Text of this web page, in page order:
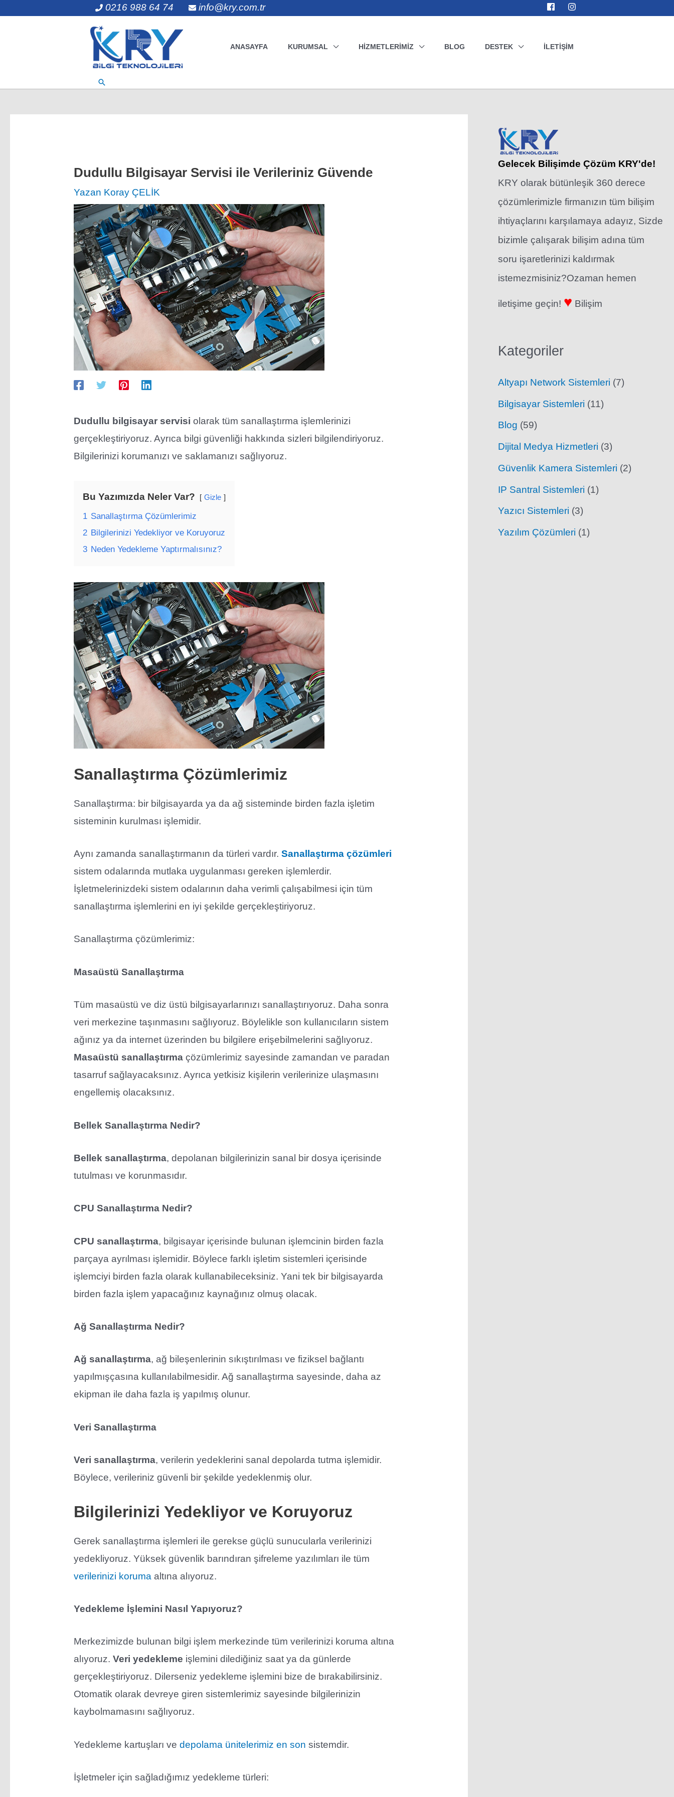
0216 988 64 74 info@kry.com.tr
ANASAYFA KURUMSAL HIZMETLERIMIZ BLOG DESTEK İLETIŞIM
Dudullu Bilgisayar Servisi ile Verileriniz Güvende
Yazan Koray ÇELİK
Dudullu bilgisayar servisi olarak tüm sanallaştırma işlemlerinizi
gerçekleştiriyoruz. Ayrıca bilgi güvenliği hakkında sizleri bilgilendiriyoruz.
Bilgilerinizi korumanızı ve saklamanızı sağlıyoruz.
Bu Yazımızda Neler Var? Gizle
1 Sanallaştırma Çözümlerimiz
2 Bilgilerinizi Yedekliyor ve Koruyoruz
3 Neden Yedekleme Yaptırmalısınız?
Sanallaştırma Çözümlerimiz
Sanallaştırma: bir bilgisayarda ya da ağ sisteminde birden fazla işletim
sisteminin kurulması işlemidir.
Aynı zamanda sanallaştırmanın da türleri vardır. Sanallaştırma çözümleri
sistem odalarında mutlaka uygulanması gereken işlemlerdir.
İşletmelerinizdeki sistem odalarının daha verimli çalışabilmesi için tüm
sanallaştırma işlemlerini en iyi şekilde gerçekleştiriyoruz.
Sanallaştırma çözümlerimiz:
Masaüstü Sanallaştırma
Tüm masaüstü ve diz üstü bilgisayarlarınızı sanallaştırıyoruz. Daha sonra
veri merkezine taşınmasını sağlıyoruz. Böylelikle son kullanıcıların sistem
ağınız ya da internet üzerinden bu bilgilere erişebilmelerini sağlıyoruz.
Masaüstü sanallaştırmaçözümlerimiz sayesinde zamandan ve paradan
tasarruf sağlayacaksınız. Ayrıca yetkisiz kişilerin verilerinize ulaşmasını
engellemiş olacaksınız.
Bellek Sanallaştırma Nedir?
Bellek sanallaştırma, depolanan bilgilerinizin sanal bir dosya içerisinde
tutulması ve korunmasıdır.
CPU Sanallaştırma Nedir?
CPU sanallaştırma, bilgisayar içerisinde bulunan işlemcinin birden fazla
parçaya ayrılması işlemidir. Böylece farklı işletim sistemleri içerisinde
işlemciyi birden fazla olarak kullanabileceksiniz. Yani tek bir bilgisayarda
birden fazla işlem yapacağınız kaynağınız olmuş olacak.
Ağ Sanallaştırma Nedir?
Ağ sanallaştırma, ağ bileşenlerinin sıkıştırılması ve fiziksel bağlantı
yapılmışçasına kullanılabilmesidir. Ağ sanallaştırma sayesinde, daha az
ekipman ile daha fazla iş yapılmış olunur.
Veri Sanallaştırma
Veri sanallaştırma, verilerin yedeklerini sanal depolarda tutma işlemidir.
Böylece, verileriniz güvenli bir şekilde yedeklenmiş olur.
Bilgilerinizi Yedekliyor ve Koruyoruz
Gerek sanallaştırma işlemleri ile gerekse güçlü sunucularla verilerinizi
yedekliyoruz. Yüksek güvenlik barındıran şifreleme yazılımları ile tüm
verilerinizi koruma altına alıyoruz.
Yedekleme İşlemini Nasıl Yapıyoruz?
Merkezimizde bulunan bilgi işlem merkezinde tüm verilerinizi koruma altına
alıyoruz. Veri yedekleme işlemini dilediğiniz saat ya da günlerde
gerçekleştiriyoruz. Dilerseniz yedekleme işlemini bize de bırakabilirsiniz.
Otomatik olarak devreye giren sistemlerimiz sayesinde bilgilerinizin
kaybolmamasını sağlıyoruz.
Yedekleme kartuşları ve depolama ünitelerimiz en son sistemdir.
İşletmeler için sağladığımız yedekleme türleri:
Gelecek Bilişimde Çözüm KRY'de!
KRY olarak bütünleşik 360 derece
çözümlerimizle firmanızın tüm bilişim
ihtiyaçlarını karşılamaya adayız, Sizde
bizimle çalışarak bilişim adına tüm
soru işaretlerinizi kaldırmak
istemezmisiniz?Ozaman hemen
iletişime geçin! ♥ Bilişim
Kategoriler
Altyapı Network Sistemleri (7)
Bilgisayar Sistemleri (11)
Blog (59)
Dijital Medya Hizmetleri (3)
Güvenlik Kamera Sistemleri (2)
IP Santral Sistemleri (1)
Yazıcı Sistemleri (3)
Yazılım Çözümleri (1)